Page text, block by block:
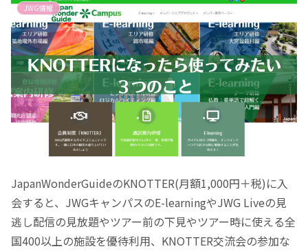
JWG情報
JapanWonderGuideのKNOTTER(月額1,000円＋税)に入
会すると、JWGキャンパスのE-learningやJWG Liveの見
逃し配信の見放題やツアー前の下見やツアー時に使える全
国400以上の施設を優待利用、KNOTTER交流会の参加な